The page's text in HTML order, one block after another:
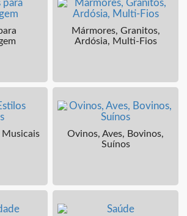
Mármores, Granitos,
Ardósia, Multi-Fios
Musicais
Ovinos, Aves, Bovinos,
Suínos